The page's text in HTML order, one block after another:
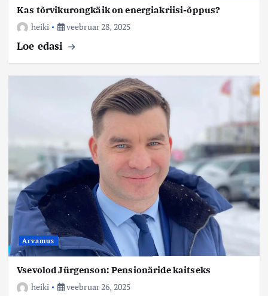
Kas tõrvikurongkäik on energiakriisi-õppus?
heiki
veebruar 28, 2025
Loe edasi
Arvamus
Vsevolod Jürgenson: Pensionäride kaitseks
heiki
veebruar 26, 2025